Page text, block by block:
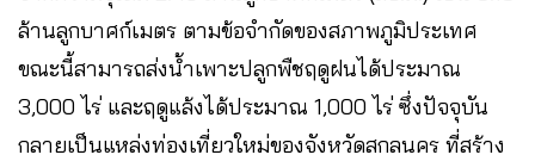
ล้านลูกบาศก์เมตร ตามข้อจำกัดของสภาพภูมิประเทศ
ขณะนี้สามารถส่งน้ำเพาะปลูกพืชฤดูฝนได้ประมาณ
3,000 ไร่ และฤดูแล้งได้ประมาณ 1,000 ไร่ ซึ่งปัจจุบัน
กลายเป็นแหล่งท่องเที่ยวใหม่ของจังหวัดสกลนคร ที่สร้าง